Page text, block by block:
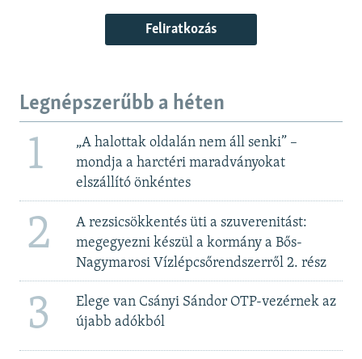
Feliratkozás
Legnépszerűbb a héten
1
„A halottak oldalán nem áll senki” –
mondja a harctéri maradványokat
elszállító önkéntes
2
A rezsicsökkentés üti a szuverenitást:
megegyezni készül a kormány a Bős-
Nagymarosi Vízlépcsőrendszerről 2. rész
3
Elege van Csányi Sándor OTP-vezérnek az
újabb adókból